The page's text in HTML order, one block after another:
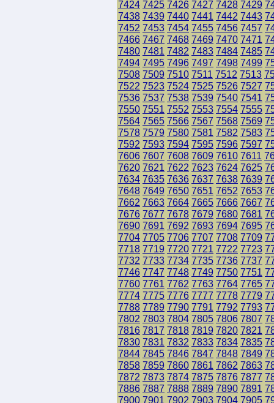
7424 7425 7426 7427 7428 7429
7438 7439 7440 7441 7442 7443
7452 7453 7454 7455 7456 7457
7466 7467 7468 7469 7470 7471
7480 7481 7482 7483 7484 7485
7494 7495 7496 7497 7498 7499
7508 7509 7510 7511 7512 7513
7522 7523 7524 7525 7526 7527
7536 7537 7538 7539 7540 7541
7550 7551 7552 7553 7554 7555
7564 7565 7566 7567 7568 7569
7578 7579 7580 7581 7582 7583
7592 7593 7594 7595 7596 7597
7606 7607 7608 7609 7610 7611
7620 7621 7622 7623 7624 7625
7634 7635 7636 7637 7638 7639
7648 7649 7650 7651 7652 7653
7662 7663 7664 7665 7666 7667
7676 7677 7678 7679 7680 7681
7690 7691 7692 7693 7694 7695
7704 7705 7706 7707 7708 7709
7718 7719 7720 7721 7722 7723
7732 7733 7734 7735 7736 7737
7746 7747 7748 7749 7750 7751
7760 7761 7762 7763 7764 7765
7774 7775 7776 7777 7778 7779
7788 7789 7790 7791 7792 7793
7802 7803 7804 7805 7806 7807
7816 7817 7818 7819 7820 7821
7830 7831 7832 7833 7834 7835
7844 7845 7846 7847 7848 7849
7858 7859 7860 7861 7862 7863
7872 7873 7874 7875 7876 7877
7886 7887 7888 7889 7890 7891
7900 7901 7902 7903 7904 7905